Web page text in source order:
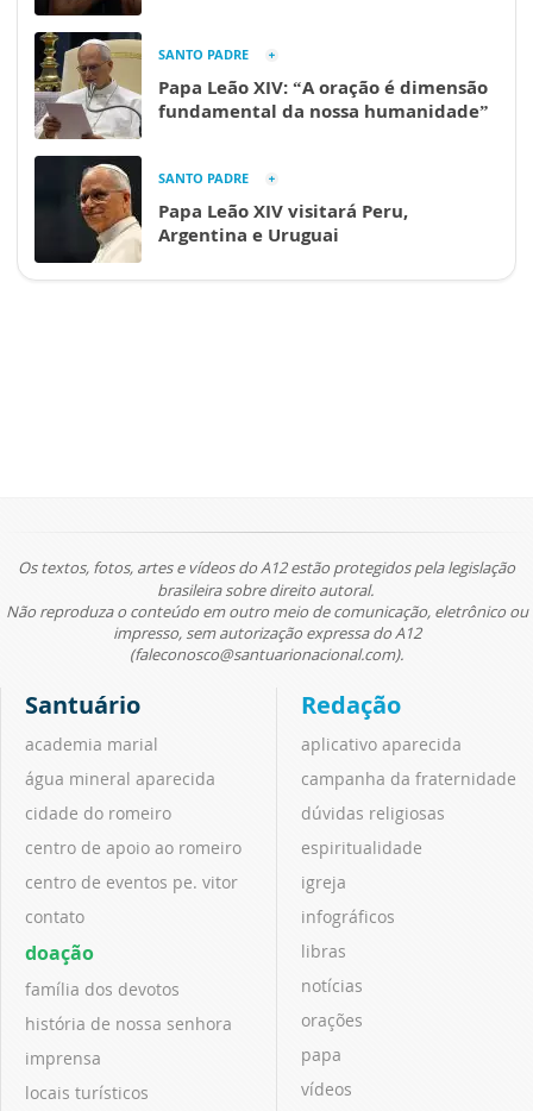
SANTO PADRE
Papa Leão XIV: “A oração é dimensão
fundamental da nossa humanidade”
SANTO PADRE
Papa Leão XIV visitará Peru,
Argentina e Uruguai
Os textos, fotos, artes e vídeos do A12 estão protegidos pela legislação
brasileira sobre direito autoral.
Não reproduza o conteúdo em outro meio de comunicação, eletrônico ou
impresso, sem autorização expressa do A12
(faleconosco@santuarionacional.com).
Santuário
academia marial
água mineral aparecida
cidade do romeiro
centro de apoio ao romeiro
centro de eventos pe. vitor
contato
doação
família dos devotos
história de nossa senhora
imprensa
locais turísticos
Redação
aplicativo aparecida
campanha da fraternidade
dúvidas religiosas
espiritualidade
igreja
infográficos
libras
notícias
orações
papa
vídeos